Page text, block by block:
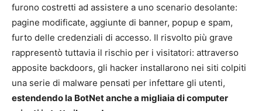
furono costretti ad assistere a uno scenario desolante:
pagine modificate, aggiunte di banner, popup e spam,
furto delle credenziali di accesso. Il risvolto più grave
rappresentò tuttavia il rischio per i visitatori: attraverso
apposite backdoors, gli hacker installarono nei siti colpiti
una serie di malware pensati per infettare gli utenti,
estendendo la BotNet anche a migliaia di computer